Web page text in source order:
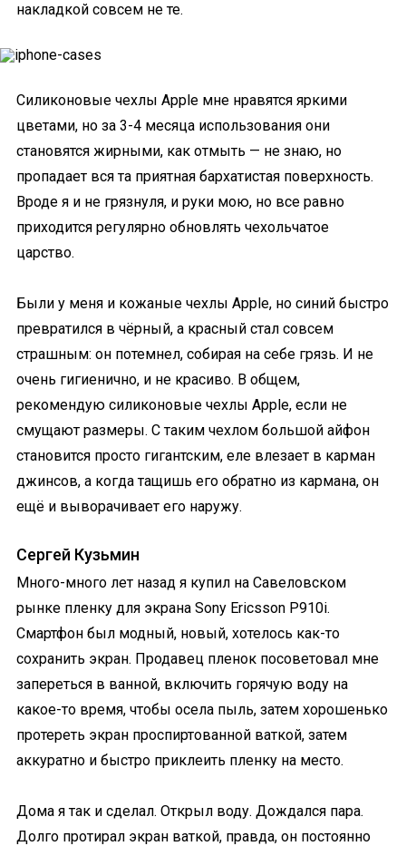
накладкой совсем не те.
Силиконовые чехлы Apple мне нравятся яркими
цветами, но за 3-4 месяца использования они
становятся жирными, как отмыть — не знаю, но
пропадает вся та приятная бархатистая поверхность.
Вроде я и не грязнуля, и руки мою, но все равно
приходится регулярно обновлять чехольчатое
царство.
Были у меня и кожаные чехлы Apple, но синий быстро
превратился в чёрный, а красный стал совсем
страшным: он потемнел, собирая на себе грязь. И не
очень гигиенично, и не красиво. В общем,
рекомендую силиконовые чехлы Apple, если не
смущают размеры. С таким чехлом большой айфон
становится просто гигантским, еле влезает в карман
джинсов, а когда тащишь его обратно из кармана, он
ещё и выворачивает его наружу.
Сергей Кузьмин
Много-много лет назад я купил на Савеловском
рынке пленку для экрана Sony Ericsson P910i.
Смартфон был модный, новый, хотелось как-то
сохранить экран. Продавец пленок посоветовал мне
запереться в ванной, включить горячую воду на
какое-то время, чтобы осела пыль, затем хорошенько
протереть экран проспиртованной ваткой, затем
аккуратно и быстро приклеить пленку на место.
Дома я так и сделал. Открыл воду. Дождался пара.
Долго протирал экран ваткой, правда, он постоянно